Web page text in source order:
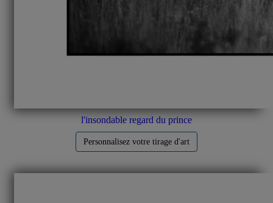
l'insondable regard du prince
Personnalisez votre tirage d'art